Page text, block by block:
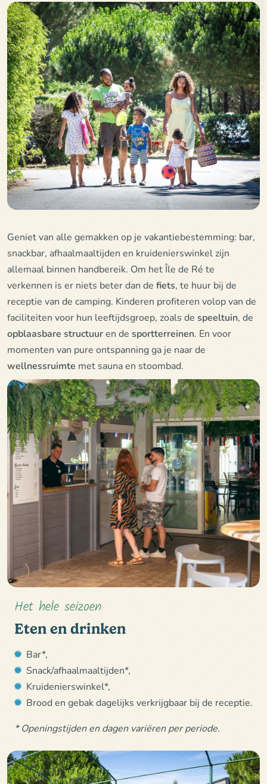
Geniet van alle gemakken op je vakantiebestemming: bar,
snackbar, afhaalmaaltijden en kruidenierswinkel zijn
allemaal binnen handbereik. Om het Île de Ré te
verkennen is er niets beter dan de fiets, te huur bij de
receptie van de camping. Kinderen profiteren volop van de
faciliteiten voor hun leeftijdsgroep, zoals de speeltuin, de
opblaasbare structuuren de sportterreinen. En voor
momenten van pure ontspanning ga je naar de
wellnessruimte met sauna en stoombad.
Het hele seizoen
Eten en drinken
Bar*,
Snack/afhaalmaaltijden*,
Kruidenierswinkel*,
Brood en gebak dagelijks verkrijgbaar bij de receptie.
* Openingstijden en dagen variëren per periode.